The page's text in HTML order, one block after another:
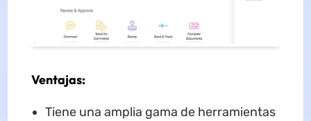
Ventajas:
Tiene una amplia gama de herramientas